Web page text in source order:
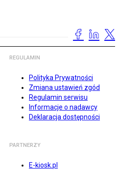
REGULAMIN
Polityka Prywatności
Zmiana ustawień zgód
Regulamin serwisu
Informacje o nadawcy
Deklaracja dostępności
PARTNERZY
E-kiosk.pl